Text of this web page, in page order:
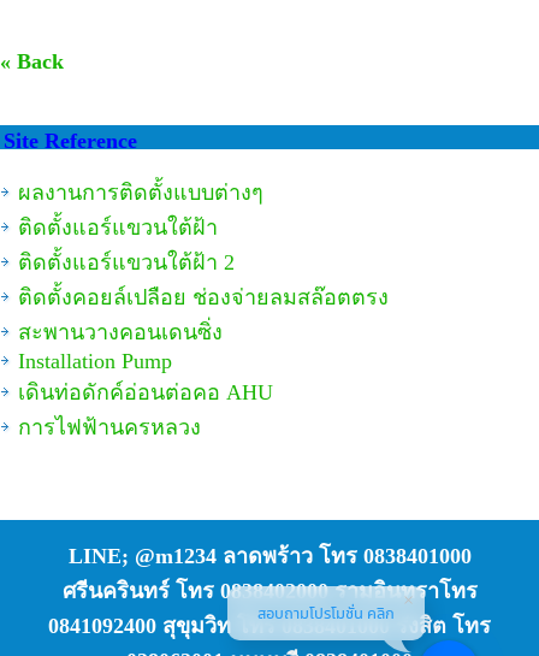
« Back
Site Reference
ผลงานการติดตั้งแบบต่างๆ
ติดตั้งแอร์แขวนใต้ฝ้า
ติดตั้งแอร์แขวนใต้ฝ้า 2
ติดตั้งคอยล์เปลือย ช่องจ่ายลมสล๊อตตรง
สะพานวางคอนเดนซิ่ง
Installation Pump
เดินท่อดักค์อ่อนต่อคอ AHU
การไฟฟ้านครหลวง
LINE; @m1234 ลาดพร้าว โทร 0838401000
ศรีนครินทร์ โทร 0838402000 รามอินทราโทร
0841092400 สุขุมวิท โทร 0838401000 รังสิต โทร
สอบถามโปรโมชั่น คลิก